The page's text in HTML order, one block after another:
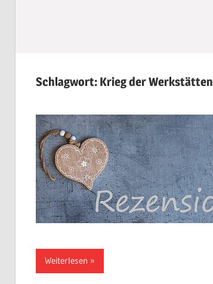
Schlagwort: Krieg der Werkstätten
Weiterlesen